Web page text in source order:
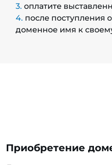
оплатите
после поступления
доменное имя к
Приобретение